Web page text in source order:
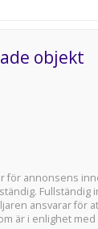
objekt
för annonsens
Fullständig
ansvarar för
är i enlighet med